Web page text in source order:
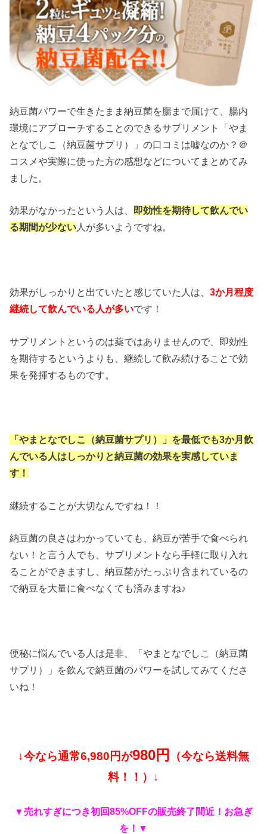
納豆菌パワーで生きたまま納豆菌を腸まで届けて、腸内
環境にアプローチすることのできるサプリメント「やま
となでしこ（納豆菌サプリ）」の口コミは嘘なのか？＠
コスメや実際に使った方の感想などについてまとめてみ
ました。
効果がなかったという人は、
即効性を期待して飲んでい
る期間が少ない 人が多いようですね。
効果がしっかりと出ていたと感じていた人は、3か月程度
継続して飲んでいる人が多いです！
サプリメントというのは薬ではありませんので、即効性
を期待するというよりも、継続して飲み続けることで効
果を発揮するものです。
「やまとなでしこ（納豆菌サプリ）」を最低でも3か月飲
んでいる人はしっかりと納豆菌の効果を実感していま
す！
継続することが大切なんですね！！
納豆菌の良さはわかっていても、納豆が苦手で食べられ
ない！と言う人でも、サプリメントなら手軽に取り入れ
ることができますし、納豆菌がたっぷり含まれているの
で納豆を大量に食べなくても済みますね♪
便秘に悩んでいる人は是非、「やまとなでしこ（納豆菌
サプリ）」を飲んで納豆菌のパワーを試してみてくださ
いね！
↓今なら通常6,980円が980円
（今なら送料無
料！！）↓
▼売れすぎにつき初回85%OFFの販売終了間近！お急ぎ
を！▼